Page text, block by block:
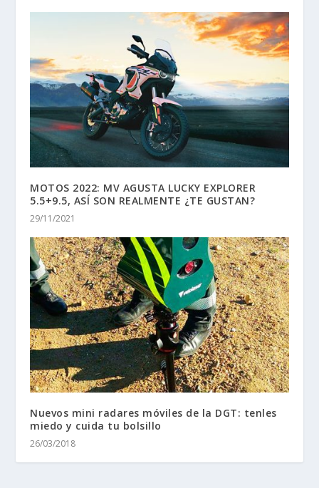
MOTOS 2022: MV AGUSTA LUCKY EXPLORER
5.5+9.5, ASÍ SON REALMENTE ¿TE GUSTAN?
29/11/2021
Nuevos mini radares móviles de la DGT: tenles
miedo y cuida tu bolsillo
26/03/2018